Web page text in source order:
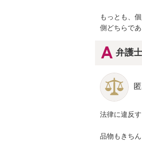
もっとも、
側どちらで
弁護
法律に違反
品物もきち